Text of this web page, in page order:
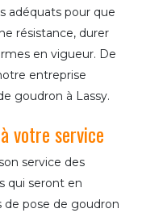
adéquats pour que
résistance, durer
en vigueur. De
entreprise
goudron à Lassy.
votre service
service des
qui seront en
de pose de goudron